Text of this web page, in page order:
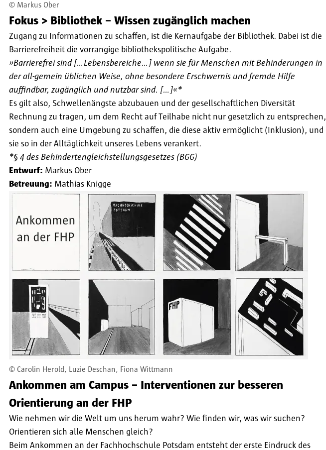
© Markus Ober
Fokus > Bibliothek – Wissen zugänglich machen
Zugang zu Informationen zu schaffen, ist die Kernaufgabe der Bibliothek. Dabei ist die
Barrierefreiheit die vorrangige bibliothekspolitische Aufgabe.
»Barrierefrei sind [...Lebensbereiche...] wenn sie für Menschen mit Behinderungen in
der all-gemein üblichen Weise, ohne besondere Erschwernis und fremde Hilfe
auffindbar, zugänglich und nutzbar sind. [...]«*
Es gilt also, Schwellenängste abzubauen und der gesellschaftlichen Diversität
Rechnung zu tragen, um dem Recht auf Teilhabe nicht nur gesetzlich zu entsprechen,
sondern auch eine Umgebung zu schaffen, die diese aktiv ermöglicht (Inklusion), und
sie so in der Alltäglichkeit unseres Lebens verankert.
*§ 4 des Behindertengleichstellungsgesetzes (BGG)
Entwurf: Markus Ober
Betreuung: Mathias Knigge
© Carolin Herold, Luzie Deschan, Fiona Wittmann
Ankommen am Campus – Interventionen zur besseren
Orientierung an der FHP
Wie nehmen wir die Welt um uns herum wahr? Wie finden wir, was wir suchen?
Orientieren sich alle Menschen gleich?
Beim Ankommen an der Fachhochschule Potsdam entsteht der erste Eindruck des